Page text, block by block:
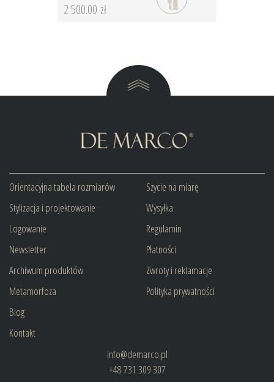
2 500.00 zł
Orientacyjna tabela rozmiarów
Stylizacja i projektowanie
Logowanie
Newsletter
Archiwum produktów
Metamorfoza
Blog
Kontakt
Szycie na miarę
Wysyłka
Regulamin
Płatności
Zwroty i reklamacje
Polityka prywatności
info@demarco.pl
+48 731 309 307